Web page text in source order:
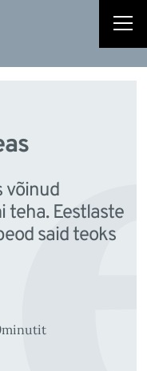
võinud
teha. Eestlaste
said teoks
minutit